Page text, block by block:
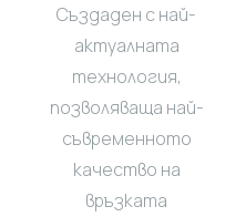
Създаден с най-
актуалната
технология,
позволяваща най-
съвременното
качество на
връзката